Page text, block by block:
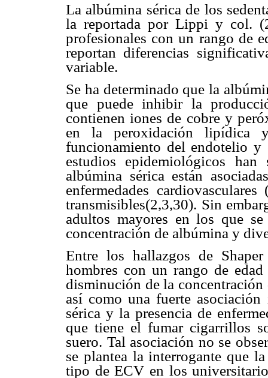
La albúmina sérica de los
la reportada por Lippi y col.
profesionales con un rango de
reportan diferencias
variable.
Se ha determinado que la
que puede inhibir la
contienen iones de cobre y
en la peroxidación
funcionamiento del endotelio
estudios epidemiológicos han
albúmina sérica están
enfermedades
transmisibles(2,3,30). Sin
adultos mayores en los que
concentración de albúmina y
Entre los hallazgos de
hombres con un rango de
disminución de la concentración
así como una fuerte
sérica y la presencia de
que tiene el fumar cigarrillos
suero. Tal asociación no se
se plantea la interrogante que
tipo de ECV en los